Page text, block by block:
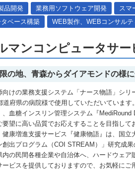
品開発 業務用ソフトウェア開発 スマ
ベース構築
WEB製作、WEBコンサルテ
マンコンピュータサー
の地、青森からダイアモンドの様
向けの業務支援システム「ナース物語」シ
道府県の病院様で使用していただいていま
、血糖インスリン管理システム『
要望に高い品質でお応えすることを目指して
健康増進支援サービス『健康物語』は、国
創出プログラム（COI STREAM）」研究成
内の民間各種企業や自治体へ、ハードウェ
ービスを提供しておりますので、お気軽にご